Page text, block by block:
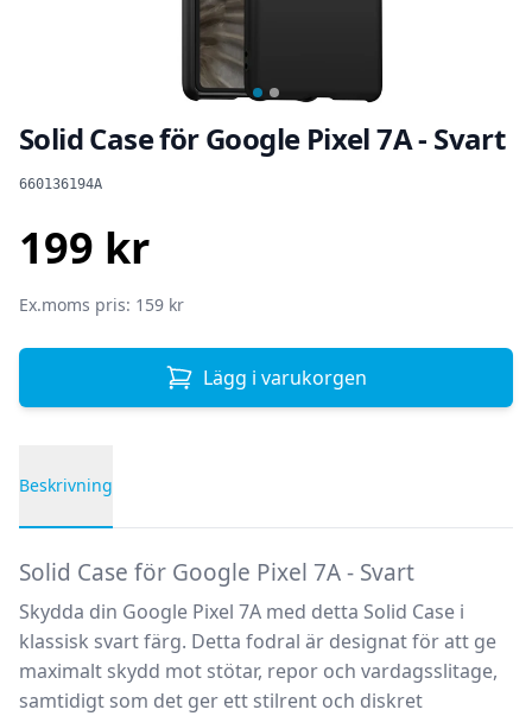
Solid Case för Google Pixel 7A - Svart
660136194A
Produktinformation
199 kr
Ex.moms pris: 159 kr
Lägg i varukorgen
Beskrivning
Solid Case för Google Pixel 7A - Svart
Skydda din Google Pixel 7A med detta Solid Case i
klassisk svart färg. Detta fodral är designat för att ge
maximalt skydd mot stötar, repor och vardagsslitage,
samtidigt som det ger ett stilrent och diskret